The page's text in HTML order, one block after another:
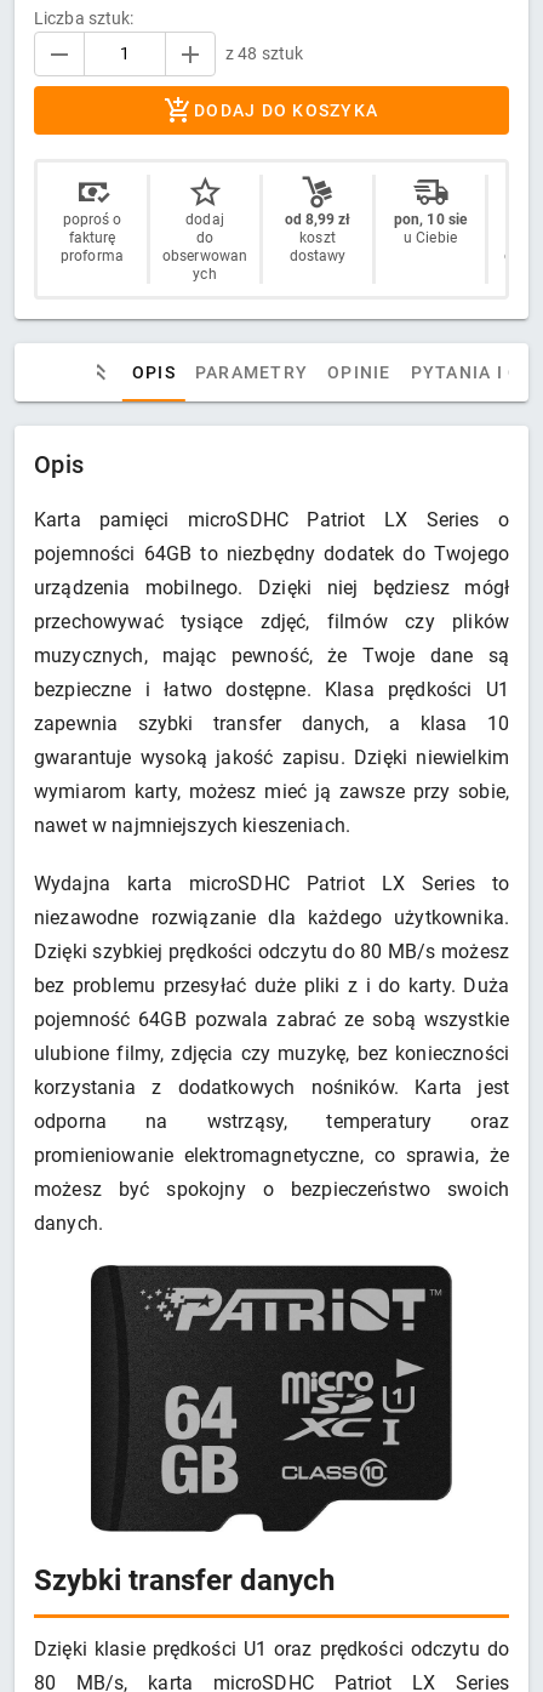
Liczba sztuk:
z 48 sztuk
DODAJ DO KOSZYKA
poproś o
fakturę
proforma
dodaj
do
obserwowan
ych
od 8,99 zł
koszt
dostawy
pon, 10 sie
u Ciebie
OPIS PARAMETRY OPINIE PYTANIA I
Opis
Karta pamięci microSDHC Patriot LX Series o
pojemności 64GB to niezbędny dodatek do Twojego
urządzenia mobilnego. Dzięki niej będziesz mógł
przechowywać tysiące zdjęć, filmów czy plików
muzycznych, mając pewność, że Twoje dane są
bezpieczne i łatwo dostępne. Klasa prędkości U1
zapewnia szybki transfer danych, a klasa 10
gwarantuje wysoką jakość zapisu. Dzięki niewielkim
wymiarom karty, możesz mieć ją zawsze przy sobie,
nawet w najmniejszych kieszeniach.
Wydajna karta microSDHC Patriot LX Series to
niezawodne rozwiązanie dla każdego użytkownika.
Dzięki szybkiej prędkości odczytu do 80 MB/s możesz
bez problemu przesyłać duże pliki z i do karty. Duża
pojemność 64GB pozwala zabrać ze sobą wszystkie
ulubione filmy, zdjęcia czy muzykę, bez konieczności
korzystania z dodatkowych nośników. Karta jest
odporna na wstrząsy, temperatury oraz
promieniowanie elektromagnetyczne, co sprawia, że
możesz być spokojny o bezpieczeństwo swoich
danych.
Szybki transfer danych
Dzięki klasie prędkości U1 oraz prędkości odczytu do
80 MB/s, karta microSDHC Patriot LX Series